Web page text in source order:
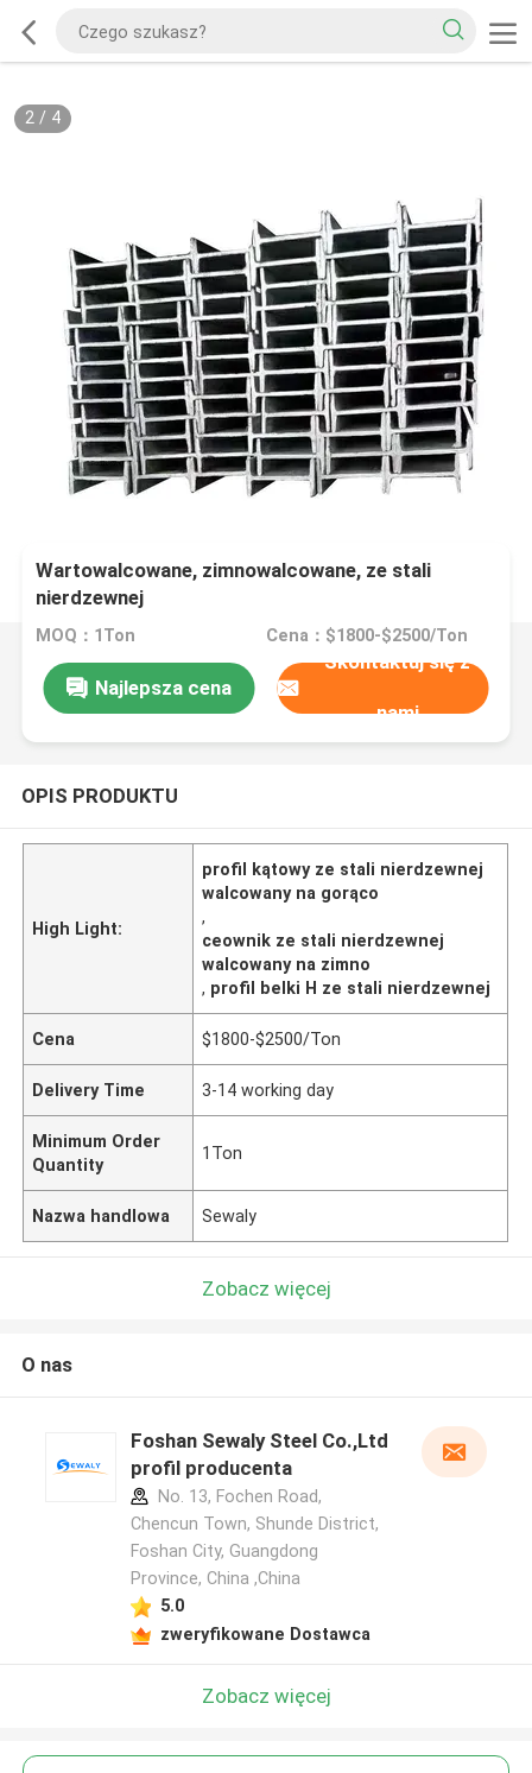
2/ 4
Wartowalcowane, zimnowalcowane, ze stali
nierdzewnej
MOQ：1Ton Cena：$1800-$2500/Ton
Najlepsza cena
Skontaktuj się z
nami
OPIS PRODUKTU
High Light:
profil kątowy ze stali nierdzewnej
walcowany na gorąco
,
ceownik ze stali nierdzewnej
walcowany na zimno
, profil belki H ze stali nierdzewnej
Cena $1800-$2500/Ton
Delivery Time 3-14 working day
Minimum Order
Quantity
1Ton
Nazwa handlowa Sewaly
Zobacz więcej
O nas
Foshan Sewaly Steel Co.,Ltd
profil producenta
No. 13, Fochen Road,
Chencun Town, Shunde District,
Foshan City, Guangdong
Province, China ,China
5.0
zweryfikowane Dostawca
Zobacz więcej